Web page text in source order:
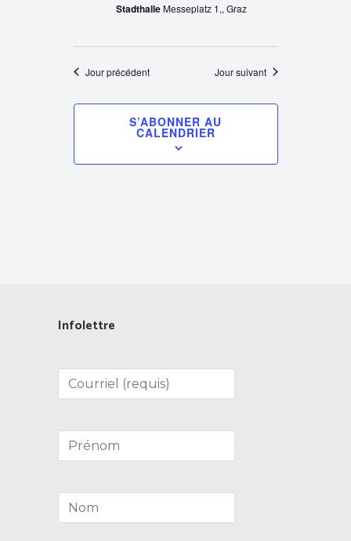
StadthalleMesseplatz 1,, Graz
Jour précédent Jour suivant
S’ABONNER AU
CALENDRIER
Infolettre